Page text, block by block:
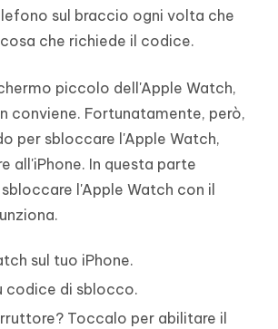
sul braccio ogni volta che
che richiede il codice.
piccolo dell'Apple Watch,
conviene. Fortunatamente, però,
per sbloccare l'Apple Watch,
all'iPhone. In questa parte
l'Apple Watch con il
sul tuo iPhone.
codice di sblocco.
Toccalo per abilitare il